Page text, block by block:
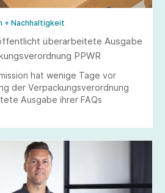
+ Nachhaltigkeit
überarbeitete Ausgabe
PPWR
hat wenige Tage vor
der Verpackungsverordnung
Ausgabe ihrer FAQs